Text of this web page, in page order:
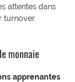
attentes dans
turnover
monnaie
apprenantes